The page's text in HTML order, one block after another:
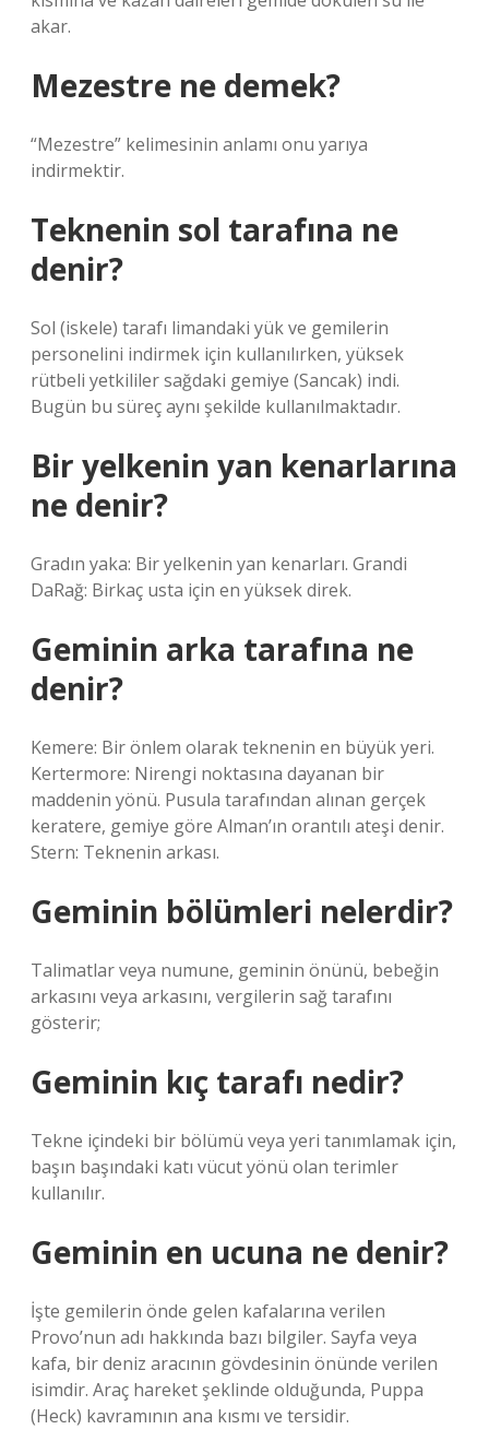
akar.
Mezestre ne demek?
“Mezestre” kelimesinin anlamı onu yarıya
indirmektir.
Teknenin sol tarafına ne
denir?
Sol (iskele) tarafı limandaki yük ve gemilerin
personelini indirmek için kullanılırken, yüksek
rütbeli yetkililer sağdaki gemiye (Sancak) indi.
Bugün bu süreç aynı şekilde kullanılmaktadır.
Bir yelkenin yan kenarlarına
ne denir?
Gradın yaka: Bir yelkenin yan kenarları. Grandi
DaRağ: Birkaç usta için en yüksek direk.
Geminin arka tarafına ne
denir?
Kemere: Bir önlem olarak teknenin en büyük yeri.
Kertermore: Nirengi noktasına dayanan bir
maddenin yönü. Pusula tarafından alınan gerçek
keratere, gemiye göre Alman’ın orantılı ateşi denir.
Stern: Teknenin arkası.
Geminin bölümleri nelerdir?
Talimatlar veya numune, geminin önünü, bebeğin
arkasını veya arkasını, vergilerin sağ tarafını
gösterir;
Geminin kıç tarafı nedir?
Tekne içindeki bir bölümü veya yeri tanımlamak için,
başın başındaki katı vücut yönü olan terimler
kullanılır.
Geminin en ucuna ne denir?
İşte gemilerin önde gelen kafalarına verilen
Provo’nun adı hakkında bazı bilgiler. Sayfa veya
kafa, bir deniz aracının gövdesinin önünde verilen
isimdir. Araç hareket şeklinde olduğunda, Puppa
(Heck) kavramının ana kısmı ve tersidir.